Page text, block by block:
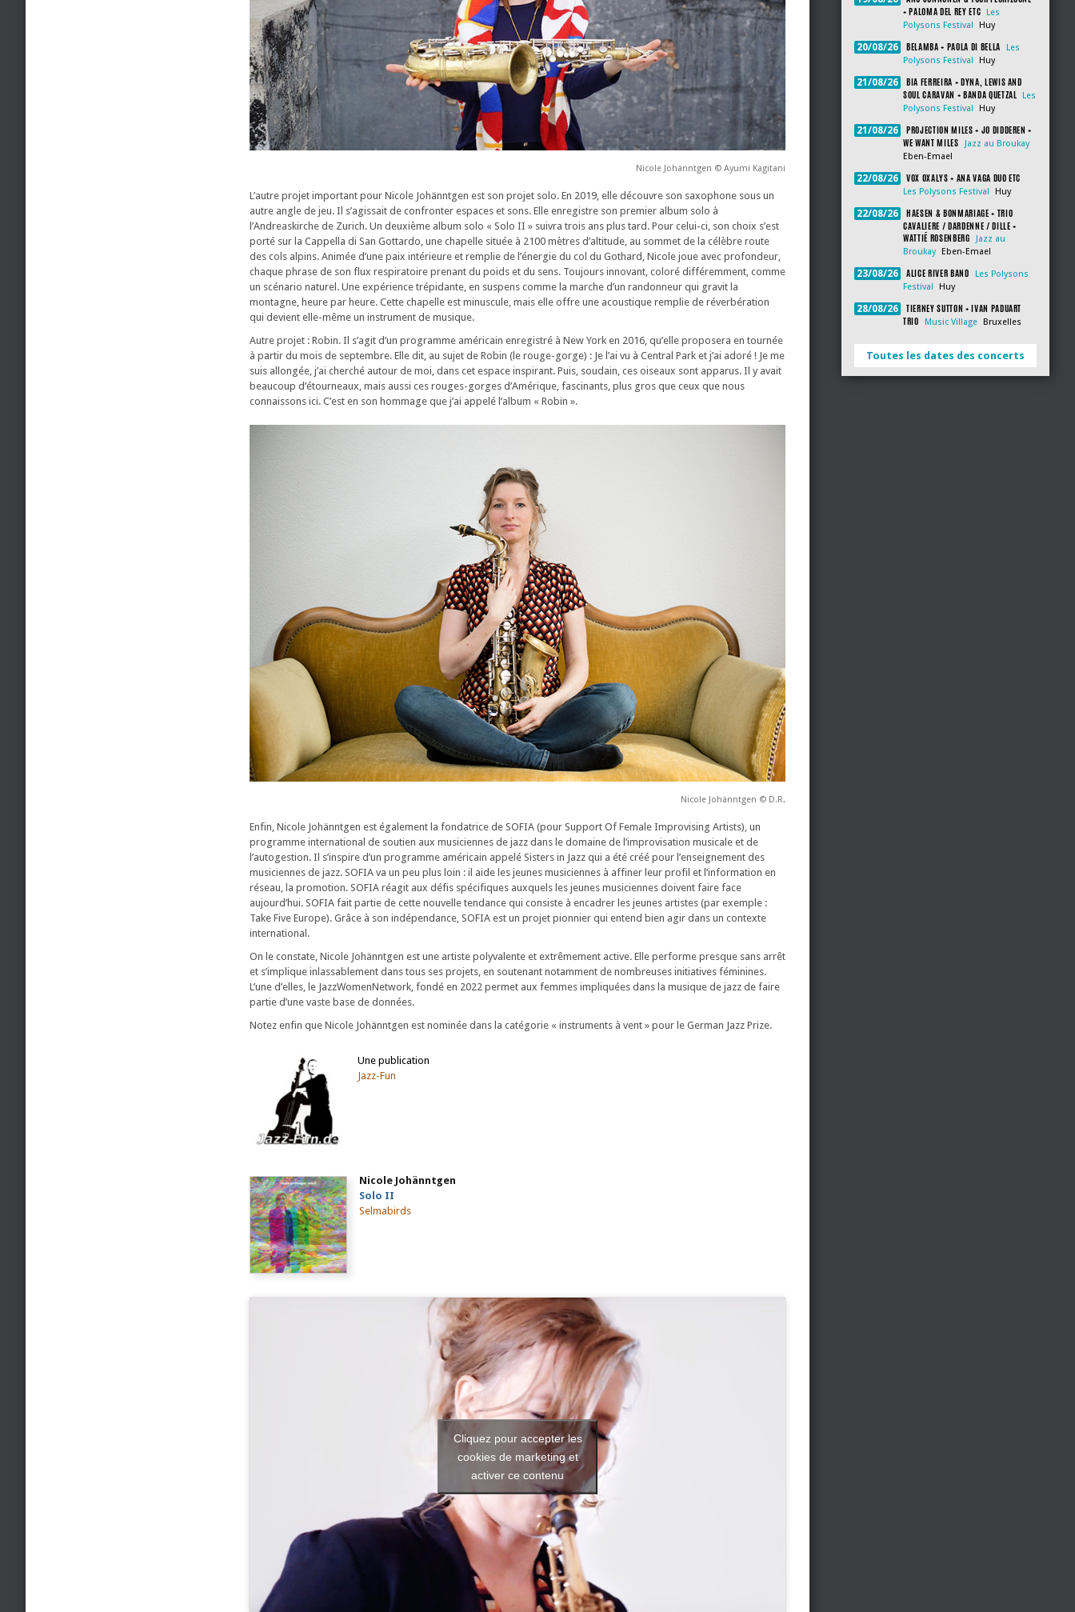
Nicole Johänntgen © Ayumi Kagitani
L’autre projet important pour Nicole Johänntgen est son projet solo. En 2019, elle découvre son saxophone sous un
autre angle de jeu. Il s’agissait de confronter espaces et sons. Elle enregistre son premier album solo à
l’Andreaskirche de Zurich. Un deuxième album solo « Solo II » suivra trois ans plus tard. Pour celui-ci, son choix s’est
porté sur la Cappella di San Gottardo, une chapelle située à 2100 mètres d’altitude, au sommet de la célèbre route
des cols alpins. Animée d’une paix intérieure et remplie de l’énergie du col du Gothard, Nicole joue avec profondeur,
chaque phrase de son flux respiratoire prenant du poids et du sens. Toujours innovant, coloré différemment, comme
un scénario naturel. Une expérience trépidante, en suspens comme la marche d’un randonneur qui gravit la
montagne, heure par heure. Cette chapelle est minuscule, mais elle offre une acoustique remplie de réverbération
qui devient elle-même un instrument de musique.
Autre projet : Robin. Il s’agit d’un programme américain enregistré à New York en 2016, qu’elle proposera en tournée
à partir du mois de septembre. Elle dit, au sujet de Robin (le rouge-gorge) : Je l’ai vu à Central Park et j’ai adoré ! Je me
suis allongée, j’ai cherché autour de moi, dans cet espace inspirant. Puis, soudain, ces oiseaux sont apparus. Il y avait
beaucoup d’étourneaux, mais aussi ces rouges-gorges d’Amérique, fascinants, plus gros que ceux que nous
connaissons ici. C’est en son hommage que j’ai appelé l’album « Robin ».
Nicole Johänntgen © D.R.
Enfin, Nicole Johänntgen est également la fondatrice de SOFIA (pour Support Of Female Improvising Artists), un
programme international de soutien aux musiciennes de jazz dans le domaine de l’improvisation musicale et de
l’autogestion. Il s’inspire d’un programme américain appelé Sisters in Jazz qui a été créé pour l’enseignement des
musiciennes de jazz. SOFIA va un peu plus loin : il aide les jeunes musiciennes à affiner leur profil et l’information en
réseau, la promotion. SOFIA réagit aux défis spécifiques auxquels les jeunes musiciennes doivent faire face
aujourd’hui. SOFIA fait partie de cette nouvelle tendance qui consiste à encadrer les jeunes artistes (par exemple :
Take Five Europe). Grâce à son indépendance, SOFIA est un projet pionnier qui entend bien agir dans un contexte
international.
On le constate, Nicole Johänntgen est une artiste polyvalente et extrêmement active. Elle performe presque sans arrêt
et s’implique inlassablement dans tous ses projets, en soutenant notamment de nombreuses initiatives féminines.
L’une d’elles, le JazzWomenNetwork, fondé en 2022 permet aux femmes impliquées dans la musique de jazz de faire
partie d’une vaste base de données.
Notez enfin que Nicole Johänntgen est nominée dans la catégorie « instruments à vent » pour le German Jazz Prize.
Une publication
Jazz-Fun
Nicole Johänntgen
Solo II
Selmabirds
Cliquez pour accepter les
cookies de marketing et
activer ce contenu
+ PALOMA DEL REY ETC
Les
Polysons Festival
Huy
20/08/26 BELAMBA + PAOLA DI BELLA
Les
Polysons Festival
Huy
21/08/26
BIA FERREIRA + DYNA, LEWIS AND
SOUL CARAVAN + BANDA QUETZAL
Les
Polysons Festival
Huy
21/08/26
PROJECTION MILES + JO DIDDEREN +
WE WANT MILES
Jazz au Broukay
Eben-Emael
22/08/26 VOX OXALYS + ANA VAGA DUO ETC
Les Polysons Festival Huy
22/08/26
HAESEN & BONMARIAGE + TRIO
CAVALIERE / DARDENNE / DILLE +
WATTIÉ ROSENBERG
Jazz au
Broukay
Eben-Emael
23/08/26 ALICE RIVER BAND
Les Polysons
Festival
Huy
28/08/26
TIERNEY SUTTON + IVAN PADUART
TRIO
Music Village Bruxelles
Toutes les dates des concerts